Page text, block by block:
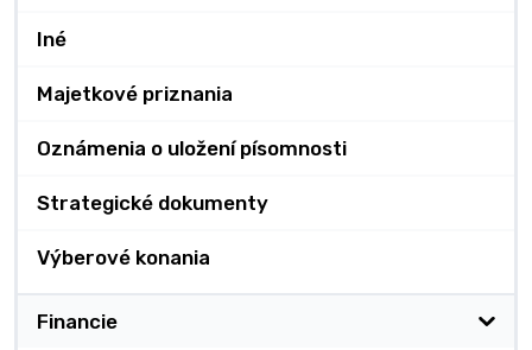
Iné
Majetkové priznania
Oznámenia o uložení písomnosti
Strategické dokumenty
Výberové konania
Financie